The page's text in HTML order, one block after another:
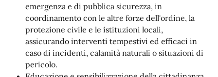
emergenza e di pubblica sicurezza, in
coordinamento con le altre forze dell'ordine, la
protezione civile e le istituzioni locali,
assicurando interventi tempestivi ed efficaci in
caso di incidenti, calamità naturali o situazioni di
pericolo.